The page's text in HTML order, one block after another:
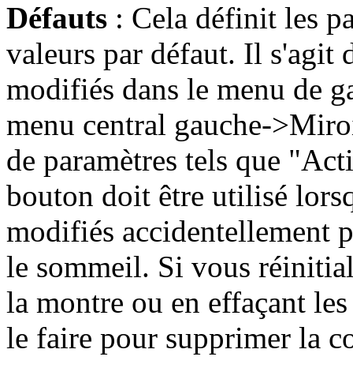
Défauts : Cela définit les
valeurs par défaut. Il s'agit
modifiés dans le menu de
menu central gauche-
de paramètres tels que
bouton doit être utilisé
modifiés accidentellement
le sommeil. Si vous
la montre ou en effaçant
le faire pour supprimer la